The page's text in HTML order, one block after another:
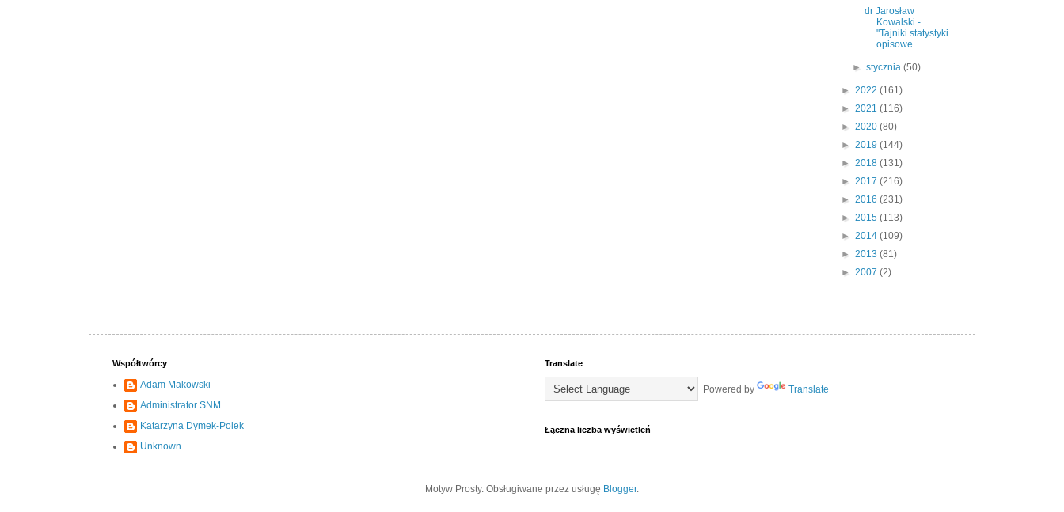
dr Jarosław
Kowalski -
"Tajniki statystyki
opisowe...
►stycznia(50)
► 2022 (161)
► 2021 (116)
► 2020 (80)
► 2019 (144)
► 2018 (131)
► 2017 (216)
► 2016 (231)
► 2015 (113)
► 2014 (109)
► 2013 (81)
► 2007 (2)
Współtwórcy
Adam Makowski
Administrator SNM
Katarzyna Dymek-Polek
Unknown
Translate
Powered by Translate
Łączna liczba wyświetleń
Motyw Prosty. Obsługiwane przez usługę Blogger.